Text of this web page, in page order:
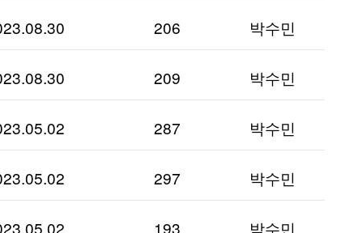
206 박수민
209 박수민
287 박수민
297 박수민
193 박수민